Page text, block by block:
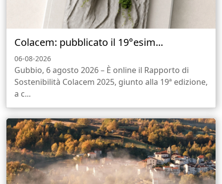
Colacem: pubblicato il 19°esim...
06-08-2026
Gubbio, 6 agosto 2026 – È online il Rapporto di
Sostenibilità Colacem 2025, giunto alla 19ª edizione,
a c...